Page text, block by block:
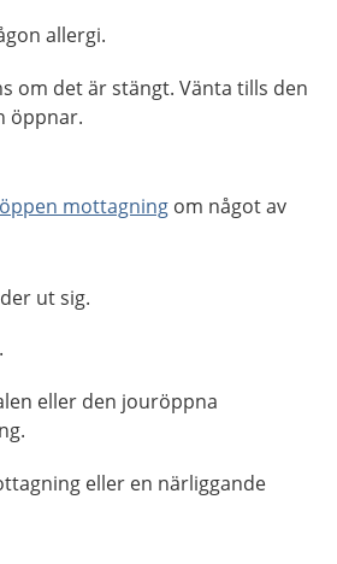
allergi.
om det är stängt. Vänta tills den
öppnar.
mottagning om något av
ut sig.
eller den jouröppna
eller en närliggande